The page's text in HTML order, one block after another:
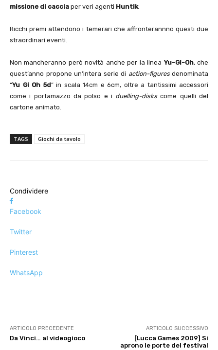
missione di caccia per veri agenti Huntik.
Ricchi premi attendono i temerari che affronterannno questi due
straordinari eventi.
Non mancheranno però novità anche per la linea Yu-Gi-Oh, che
quest’anno propone un’intera serie di action-figures denominata
“Yu Gi Oh 5d” in scala 14cm e 6cm, oltre a tantissimi accessori
come i portamazzo da polso e i duelling-diskscome quelli del
cartone animato.
TAGS Giochi da tavolo
Condividere
Facebook
Twitter
Pinterest
WhatsApp
ARTICOLO PRECEDENTE
Da Vinci… al videogioco
ARTICOLO SUCCESSIVO
[Lucca Games 2009] Si
aprono le porte del festival